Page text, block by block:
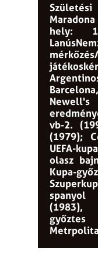
hely:
Lanús
vb-2.
(1979);
UEFA-
olasz
Kupa-
spanyol
(1983),